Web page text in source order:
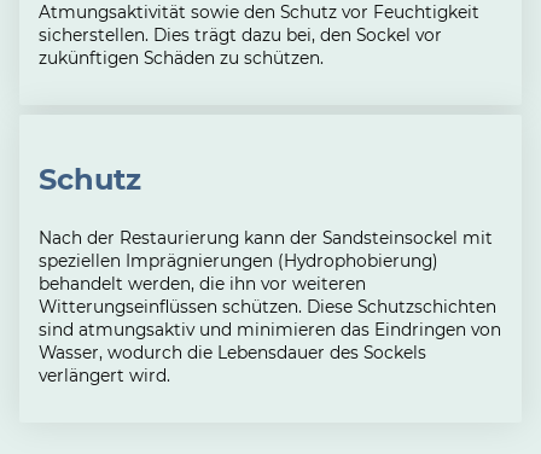
Atmungsaktivität sowie den Schutz vor Feuchtigkeit
sicherstellen. Dies trägt dazu bei, den Sockel vor
zukünftigen Schäden zu schützen.
Schutz
Nach der Restaurierung kann der Sandsteinsockel mit
speziellen Imprägnierungen (Hydrophobierung)
behandelt werden, die ihn vor weiteren
Witterungseinflüssen schützen. Diese Schutzschichten
sind atmungsaktiv und minimieren das Eindringen von
Wasser, wodurch die Lebensdauer des Sockels
verlängert wird.